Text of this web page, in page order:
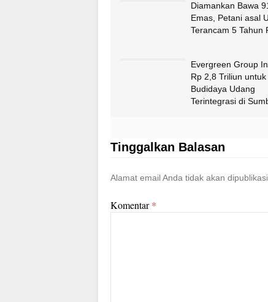
Diamankan Bawa
Emas, Petani asal
Terancam 5 Tahun
Evergreen Group
Rp 2,8 Triliun untuk
Budidaya Udang
Terintegrasi di
Tinggalkan Balasan
Alamat email Anda tidak akan
Komentar*